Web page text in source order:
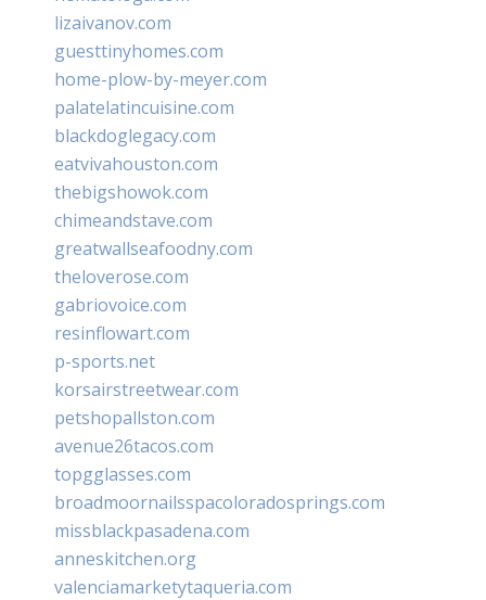
lizaivanov.com
guesttinyhomes.com
home-plow-by-meyer.com
palatelatincuisine.com
blackdoglegacy.com
eatvivahouston.com
thebigshowok.com
chimeandstave.com
greatwallseafoodny.com
theloverose.com
gabriovoice.com
resinflowart.com
p-sports.net
korsairstreetwear.com
petshopallston.com
avenue26tacos.com
topgglasses.com
broadmoornailsspacoloradosprings.com
missblackpasadena.com
anneskitchen.org
valenciamarketytaqueria.com